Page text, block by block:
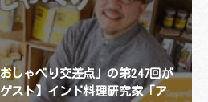
しゃべり交差点」の第247回が
スト】インド料理研究家「ア